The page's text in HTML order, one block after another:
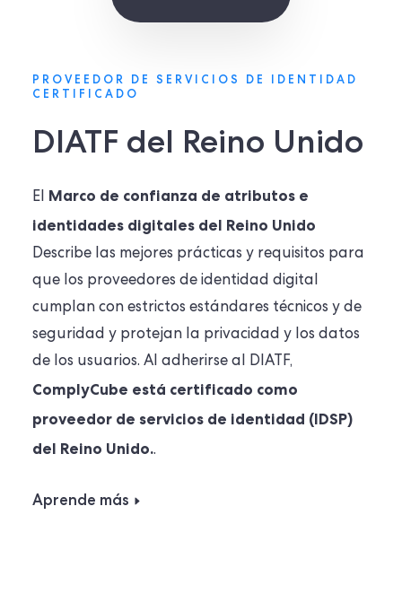
PROVEEDOR DE SERVICIOS DE IDENTIDAD
CERTIFICADO
DIATF del Reino Unido
El Marco de confianza de atributos e
identidades digitales del Reino Unido
Describe las mejores prácticas y requisitos para
que los proveedores de identidad digital
cumplan con estrictos estándares técnicos y de
seguridad y protejan la privacidad y los datos
de los usuarios. Al adherirse al DIATF,
ComplyCube está certificado como
proveedor de servicios de identidad (IDSP)
del Reino Unido..
Aprende más